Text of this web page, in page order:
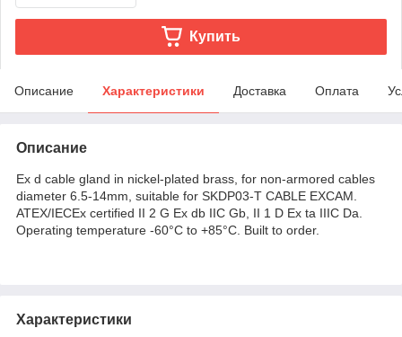
Купить
Описание Характеристики Доставка Оплата
Описание
Ex d cable gland in nickel-plated brass, for non-armored cables
diameter 6.5-14mm, suitable for SKDP03-T CABLE EXCAM.
ATEX/IECEx certified II 2 G Ex db IIC Gb, II 1 D Ex ta IIIC Da.
Operating temperature -60°C to +85°C. Built to order.
Характеристики